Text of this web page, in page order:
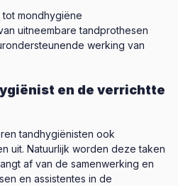
mondhygiëne
uitneembare tandprothesen
werking van
en de verrichtte
tandhygiënisten ook
uit. Natuurlijk worden deze taken
af van de samenwerking en
en assistentes in de